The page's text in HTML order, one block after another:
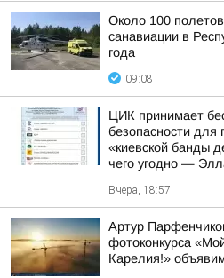
Около 100
санавиации в
года
09:08
ЦИК принимает
безопасности для
«киевской банды
чего угодно —
Вчера, 18:57
Артур
фотоконкурса
Карелия!»